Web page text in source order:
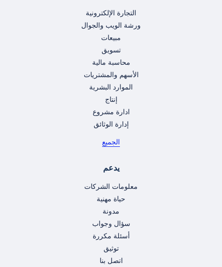
التجارة الإلكترونية
ورشة الويب والجوال
مبيعات
تسويق
محاسبة مالية
الأسهم والمشتريات
الموارد البشرية
إنتاج
ادارة مشروع
إدارة الوثائق
الجميع
يدعم
معلومات الشركات
حياة مهنية
مدونة
سؤال وجواب
أسئلة مكررة
توثيق
اتصل بنا